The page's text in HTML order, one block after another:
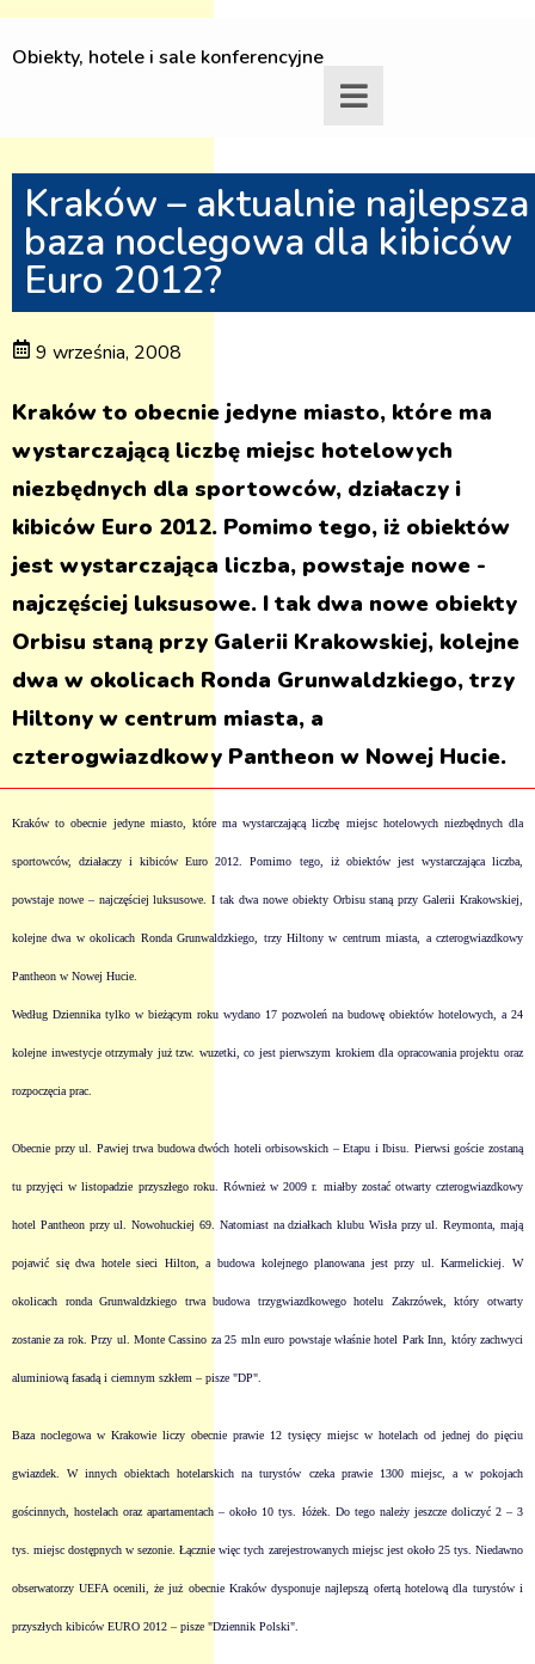
Obiekty, hotele i sale konferencyjne
Kraków – aktualnie najlepsza
baza noclegowa dla kibiców
Euro 2012?
9 września, 2008
Kraków to obecnie jedyne miasto, które ma
wystarczającą liczbę miejsc hotelowych
niezbędnych dla sportowców, działaczy i
kibiców Euro 2012. Pomimo tego, iż obiektów
jest wystarczająca liczba, powstaje nowe -
najczęściej luksusowe. I tak dwa nowe obiekty
Orbisu staną przy Galerii Krakowskiej, kolejne
dwa w okolicach Ronda Grunwaldzkiego, trzy
Hiltony w centrum miasta, a
czterogwiazdkowy Pantheon w Nowej Hucie.
Kraków to obecnie jedyne miasto, które ma wystarczającą liczbę miejsc hotelowych niezbędnych dla
sportowców, działaczy i kibiców Euro 2012. Pomimo tego, iż obiektów jest wystarczająca liczba,
powstaje nowe – najczęściej luksusowe. I tak dwa nowe obiekty Orbisu staną przy Galerii Krakowskiej,
kolejne dwa w okolicach Ronda Grunwaldzkiego, trzy Hiltony w centrum miasta, a czterogwiazdkowy
Pantheon w Nowej Hucie.
Według Dziennika tylko w bieżącym roku wydano 17 pozwoleń na budowę obiektów hotelowych, a 24
kolejne inwestycje otrzymały już tzw. wuzetki, co jest pierwszym krokiem dla opracowania projektu oraz
rozpoczęcia prac.
Obecnie przy ul. Pawiej trwa budowa dwóch hoteli orbisowskich – Etapu i Ibisu. Pierwsi goście zostaną
tu przyjęci w listopadzie przyszłego roku. Również w 2009 r. miałby zostać otwarty czterogwiazdkowy
hotel Pantheon przy ul. Nowohuckiej 69. Natomiast na działkach klubu Wisła przy ul. Reymonta, mają
pojawić się dwa hotele sieci Hilton, a budowa kolejnego planowana jest przy ul. Karmelickiej. W
okolicach ronda Grunwaldzkiego trwa budowa trzygwiazdkowego hotelu Zakrzówek, który otwarty
zostanie za rok. Przy ul. Monte Cassino za 25 mln euro powstaje właśnie hotel Park Inn, który zachwyci
aluminiową fasadą i ciemnym szkłem – pisze "DP".
Baza noclegowa w Krakowie liczy obecnie prawie 12 tysięcy miejsc w hotelach od jednej do pięciu
gwiazdek. W innych obiektach hotelarskich na turystów czeka prawie 1300 miejsc, a w pokojach
gościnnych, hostelach oraz apartamentach – około 10 tys. łóżek. Do tego należy jeszcze doliczyć 2 – 3
tys. miejsc dostępnych w sezonie. Łącznie więc tych zarejestrowanych miejsc jest około 25 tys. Niedawno
obserwatorzy UEFA ocenili, że już obecnie Kraków dysponuje najlepszą ofertą hotelową dla turystów i
przyszłych kibiców EURO 2012 – pisze "Dziennik Polski".